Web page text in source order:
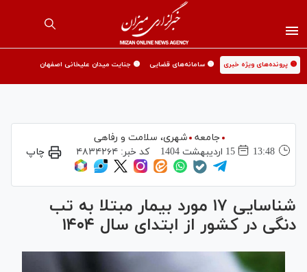
🟡 پرونده‌های ویژه خبری 🟡 سامانه‌های قضایی 🟡 جنایت میدان علیخانی اصفهان
جامعه
شهری،‌ سلامت و رفاهی
13:48
15 ارديبهشت 1404 کد خبر:۴۸۳۴۲۶۴ چاپ
شناسایی ۱۷ مورد بیمار مبتلا به تب
دنگی در کشور از ابتدای سال ۱۴۰۴